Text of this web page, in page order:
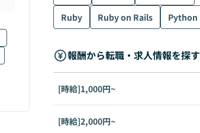
Ruby
Ruby on Rails Python
報酬から転職・求人情報を探す
[時給]1,000円~
[時給]2,000円~